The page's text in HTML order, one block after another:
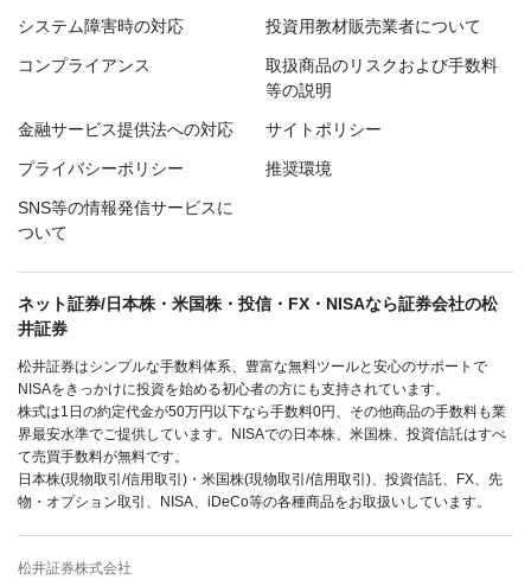
システム障害時の対応 投資用教材販売業者について
コンプライアンス
取扱商品のリスクおよび手数料
等の説明
金融サービス提供法への対応 サイトポリシー
プライバシーポリシー 推奨環境
SNS等の情報発信サービスに
ついて
ネット証券/日本株・米国株・投信・FX・NISAなら証券会社の松
井証券
松井証券はシンプルな手数料体系、豊富な無料ツールと安心のサポートで
NISAをきっかけに投資を始める初心者の方にも支持されています。
株式は1日の約定代金が50万円以下なら手数料0円、その他商品の手数料も業
界最安水準でご提供しています。NISAでの日本株、米国株、投資信託はすべ
て売買手数料が無料です。
日本株(現物取引/信用取引)・米国株(現物取引/信用取引)、投資信託、FX、先
物・オプション取引、NISA、iDeCo等の各種商品をお取扱いしています。
松井証券株式会社